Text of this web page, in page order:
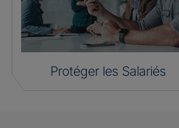
Protéger les Salariés